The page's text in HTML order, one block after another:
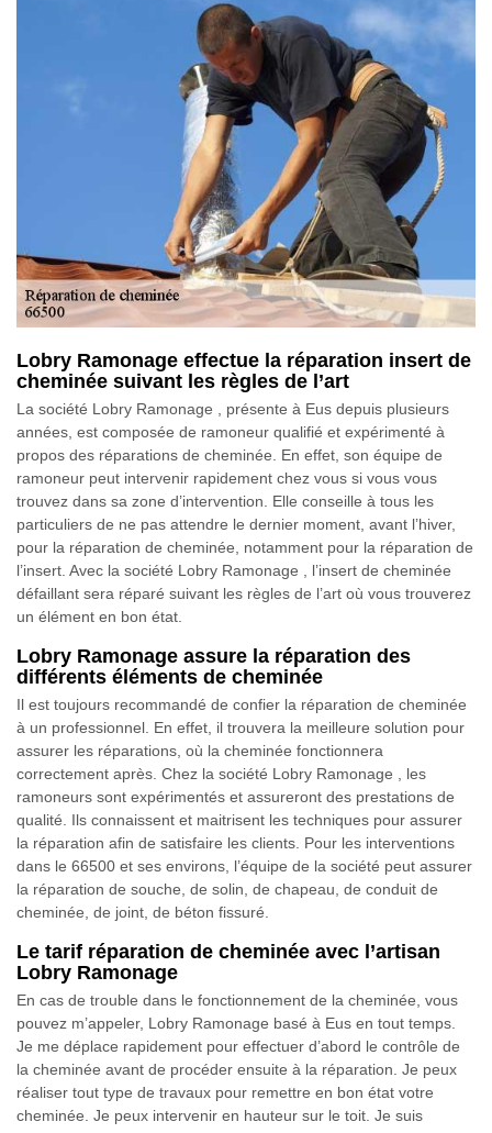
Lobry Ramonage effectue la réparation insert de
cheminée suivant les règles de l’art
La société Lobry Ramonage , présente à Eus depuis plusieurs
années, est composée de ramoneur qualifié et expérimenté à
propos des réparations de cheminée. En effet, son équipe de
ramoneur peut intervenir rapidement chez vous si vous vous
trouvez dans sa zone d’intervention. Elle conseille à tous les
particuliers de ne pas attendre le dernier moment, avant l’hiver,
pour la réparation de cheminée, notamment pour la réparation de
l’insert. Avec la société Lobry Ramonage , l’insert de cheminée
défaillant sera réparé suivant les règles de l’art où vous trouverez
un élément en bon état.
Lobry Ramonage assure la réparation des
différents éléments de cheminée
Il est toujours recommandé de confier la réparation de cheminée
à un professionnel. En effet, il trouvera la meilleure solution pour
assurer les réparations, où la cheminée fonctionnera
correctement après. Chez la société Lobry Ramonage , les
ramoneurs sont expérimentés et assureront des prestations de
qualité. Ils connaissent et maitrisent les techniques pour assurer
la réparation afin de satisfaire les clients. Pour les interventions
dans le 66500 et ses environs, l’équipe de la société peut assurer
la réparation de souche, de solin, de chapeau, de conduit de
cheminée, de joint, de béton fissuré.
Le tarif réparation de cheminée avec l’artisan
Lobry Ramonage
En cas de trouble dans le fonctionnement de la cheminée, vous
pouvez m’appeler, Lobry Ramonage basé à Eus en tout temps.
Je me déplace rapidement pour effectuer d’abord le contrôle de
la cheminée avant de procéder ensuite à la réparation. Je peux
réaliser tout type de travaux pour remettre en bon état votre
cheminée. Je peux intervenir en hauteur sur le toit. Je suis